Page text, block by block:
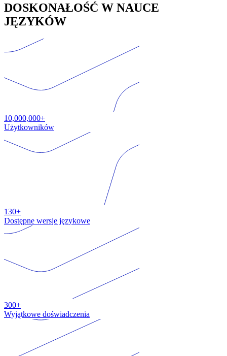
DOSKONAŁOŚĆ W NAUCE
JĘZYKÓW
10,000,000+
Użytkowników
130+
Dostępne wersje językowe
300+
Wyjątkowe doświadczenia